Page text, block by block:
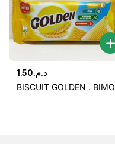
د.م.1.50
BISCUIT GOLDEN . BIMO